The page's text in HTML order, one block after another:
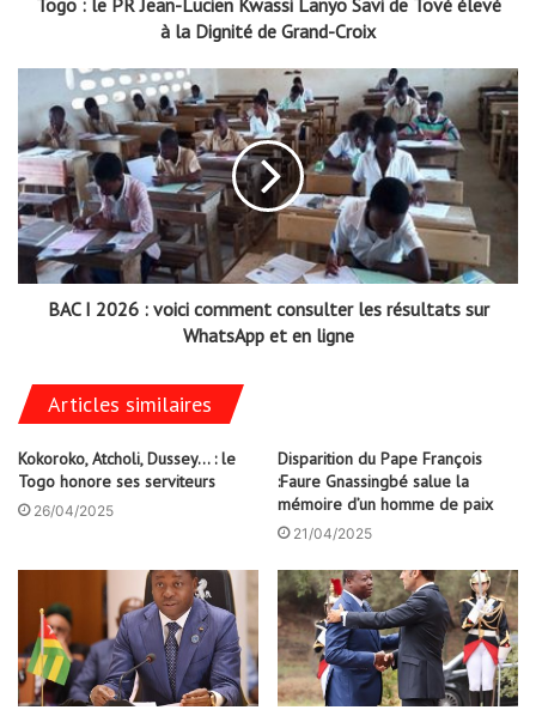
Togo : le PR Jean-Lucien Kwassi Lanyo Savi de Tové élevé
à la Dignité de Grand-Croix
BAC I 2026 : voici comment consulter les résultats sur
WhatsApp et en ligne
Articles similaires
Kokoroko, Atcholi, Dussey… : le
Togo honore ses serviteurs
26/04/2025
Disparition du Pape François
:Faure Gnassingbé salue la
mémoire d’un homme de paix
21/04/2025